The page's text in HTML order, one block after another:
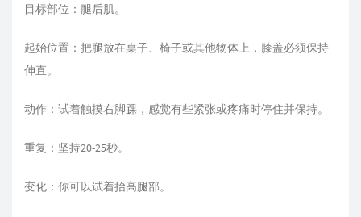
目标部位：腿后肌。
起始位置：把腿放在桌子、椅子或其他物体上，膝盖必须保持
伸直。
动作：试着触摸右脚踝，感觉有些紧张或疼痛时停住并保持。
重复：坚持20-25秒。
变化：你可以试着抬高腿部。